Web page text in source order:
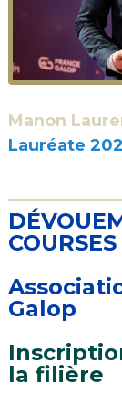
Manon
Lauréate
COURSES
Galop
la filière